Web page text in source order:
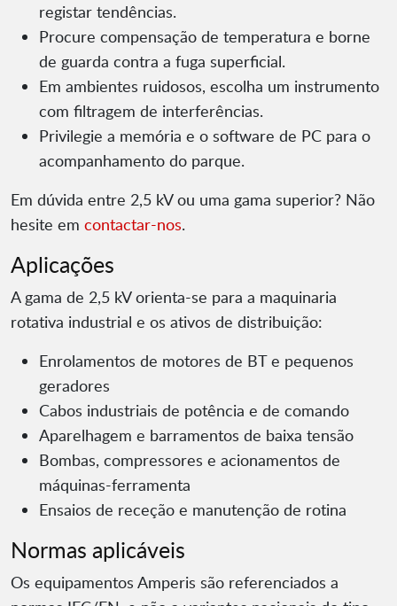
registar tendências.
Procure compensação de temperatura e borne
de guarda contra a fuga superficial.
Em ambientes ruidosos, escolha um instrumento
com filtragem de interferências.
Privilegie a memória e o software de PC para o
acompanhamento do parque.
Em dúvida entre 2,5 kV ou uma gama superior? Não
hesite em contactar-nos.
Aplicações
A gama de 2,5 kV orienta-se para a maquinaria
rotativa industrial e os ativos de distribuição:
Enrolamentos de motores de BT e pequenos
geradores
Cabos industriais de potência e de comando
Aparelhagem e barramentos de baixa tensão
Bombas, compressores e acionamentos de
máquinas-ferramenta
Ensaios de receção e manutenção de rotina
Normas aplicáveis
Os equipamentos Amperis são referenciados a